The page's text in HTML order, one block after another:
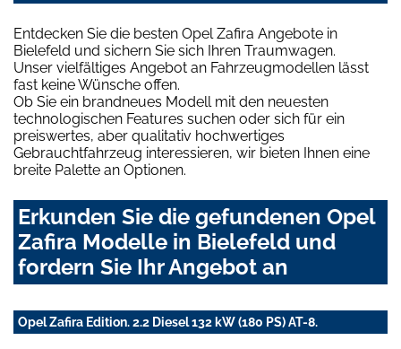
Entdecken Sie die besten Opel Zafira Angebote in
Bielefeld und sichern Sie sich Ihren Traumwagen.
Unser vielfältiges Angebot an Fahrzeugmodellen lässt
fast keine Wünsche offen.
Ob Sie ein brandneues Modell mit den neuesten
technologischen Features suchen oder sich für ein
preiswertes, aber qualitativ hochwertiges
Gebrauchtfahrzeug interessieren, wir bieten Ihnen eine
breite Palette an Optionen.
Erkunden Sie die gefundenen Opel
Zafira Modelle in Bielefeld und
fordern Sie Ihr Angebot an
Opel Zafira Edition. 2.2 Diesel 132 kW (180 PS) AT-8.